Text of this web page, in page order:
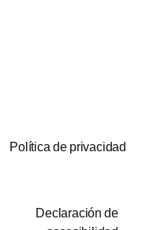
Política de privacidad
Declaración de